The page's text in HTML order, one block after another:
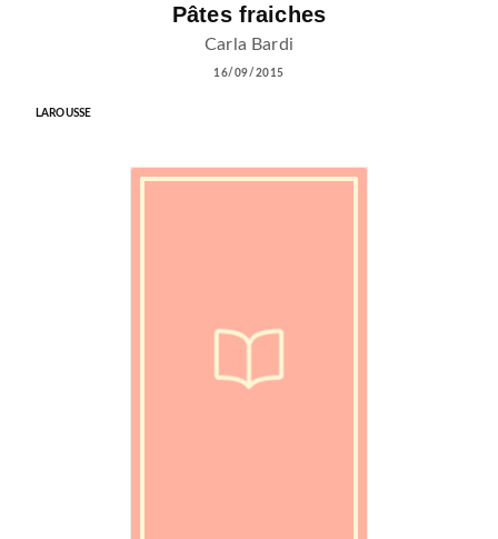
Pâtes fraiches
Carla Bardi
16/09/2015
LAROUSSE